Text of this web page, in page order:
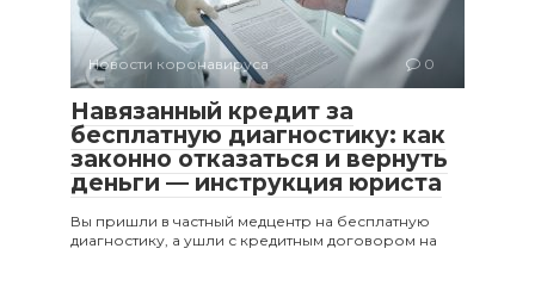
Новости коронавируса 0
Навязанный кредит за
бесплатную диагностику: как
законно отказаться и вернуть
деньги — инструкция юриста
Вы пришли в частный медцентр на бесплатную
диагностику, а ушли с кредитным договором на